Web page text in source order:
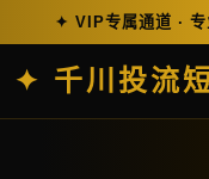
✦ VIP专属通道 ·
✦ 千川投流